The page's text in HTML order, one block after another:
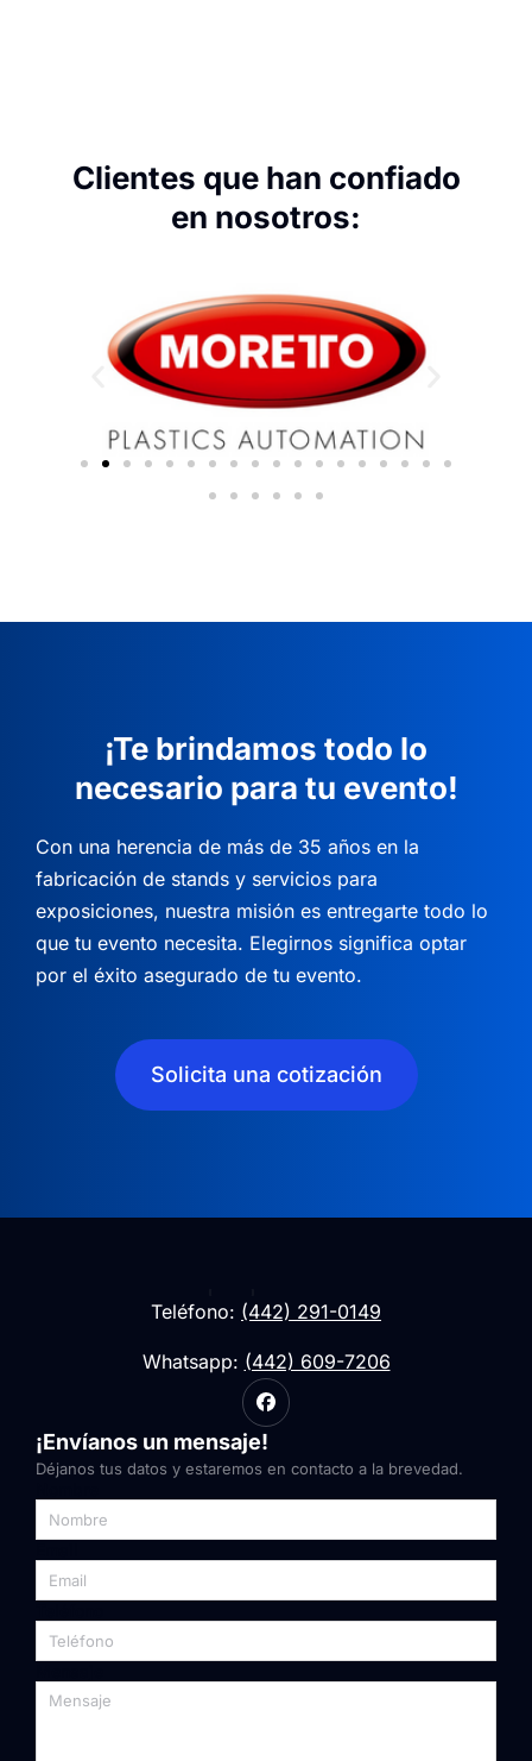
Clientes que han confiado
en nosotros:
¡Te brindamos todo lo
necesario para tu evento!
Con una herencia de más de 35 años en la
fabricación de stands y servicios para
exposiciones, nuestra misión es entregarte todo lo
que tu evento necesita. Elegirnos significa optar
por el éxito asegurado de tu evento.
Solicita una cotización
Teléfono: (442) 291-0149
Whatsapp: (442) 609-7206
¡Envíanos un mensaje!
Déjanos tus datos y estaremos en contacto a la brevedad.